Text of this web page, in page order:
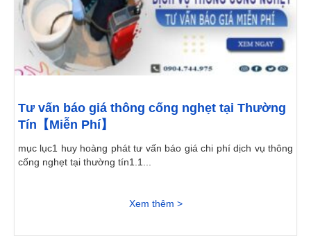
Tư vấn báo giá thông cống nghẹt tại Thường
Tín【Miễn Phí】
mục lục1 huy hoàng phát tư vấn báo giá chi phí dịch vụ thông
cống nghẹt tại thường tín1.1...
Xem thêm >